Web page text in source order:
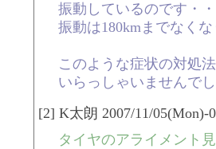
振動しているのです・・
振動は180kmまでなく
このような症状の対処
いらっしゃいませんで
[2] K太朗 2007/11/05(Mon)-
タイヤのアライメント